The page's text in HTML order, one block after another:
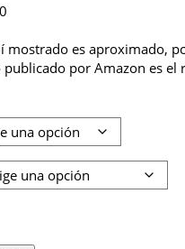
Price
€0.99
through
mostrado es aproximado,
por Amazon es el